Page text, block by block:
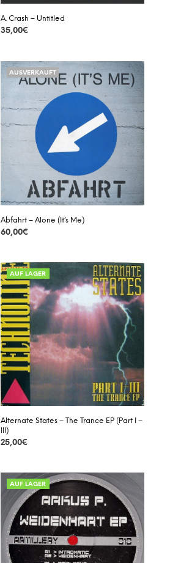
A. Crash – Untitled
35,00€
AUSVERKAUFT
Abfahrt – Alone (It’s Me)
60,00€
AUF LAGER
Alternate States – The Trance EP (Part I –
III)
25,00€
AUF LAGER